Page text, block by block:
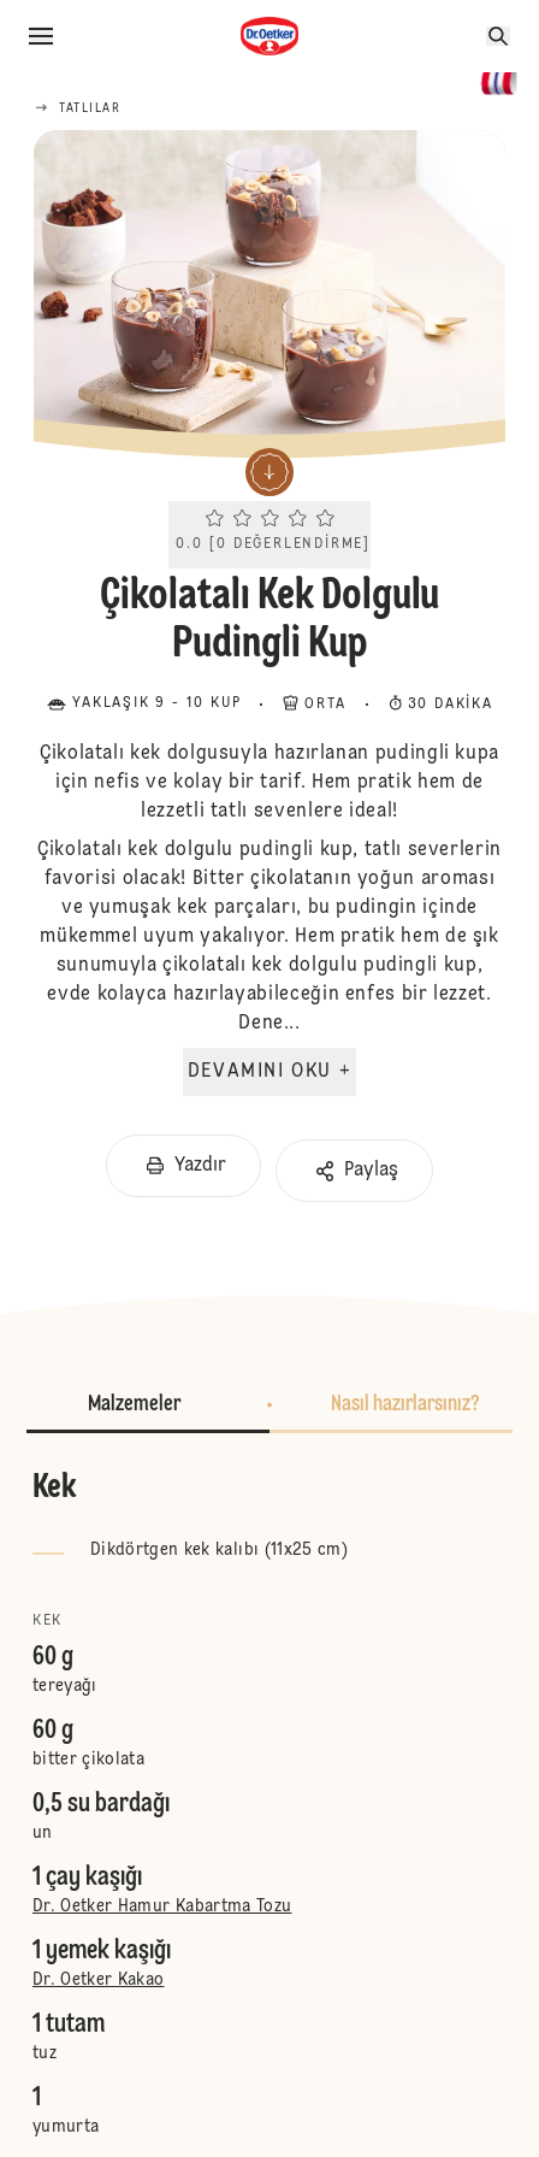
TATLILAR
Current rating 0.0. Click to rate.
0.0 [0 DEĞERLENDIRME
Çikolatalı Kek Dolgulu
Pudingli Kup
YAKLAŞIK 9 - 10 KUP ORTA 30 DAKIKA
Çikolatalı kek dolgusuyla hazırlanan pudingli kupa
için nefis ve kolay bir tarif. Hem pratik hem de
lezzetli tatlı sevenlere ideal!
Çikolatalı kek dolgulu pudingli kup, tatlı severlerin
favorisi olacak! Bitter çikolatanın yoğun aroması
ve yumuşak kek parçaları, bu pudingin içinde
mükemmel uyum yakalıyor. Hem pratik hem de şık
sunumuyla çikolatalı kek dolgulu pudingli kup,
evde kolayca hazırlayabileceğin enfes bir lezzet.
Dene...
DEVAMINI OKU +
Yazdır Paylaş
Malzemeler Nasıl hazırlarsınız?
Kek
Dikdörtgen kek kalıbı (11x25 cm)
KEK
60 g
tereyağı
60 g
bitter çikolata
0,5 su bardağı
un
1 çay kaşığı
Dr. Oetker Hamur Kabartma Tozu
1 yemek kaşığı
Dr. Oetker Kakao
1 tutam
tuz
1
yumurta